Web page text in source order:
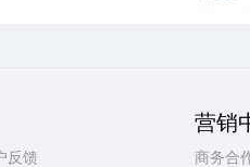
反馈
营销
商务合